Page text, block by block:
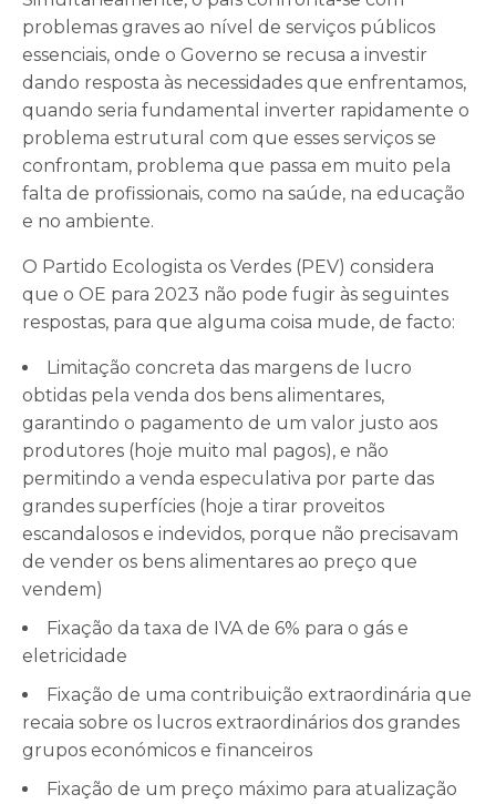
problemas graves ao nível de serviços públicos
essenciais, onde o Governo se recusa a investir
dando resposta às necessidades que enfrentamos,
quando seria fundamental inverter rapidamente o
problema estrutural com que esses serviços se
confrontam, problema que passa em muito pela
falta de profissionais, como na saúde, na educação
e no ambiente.
O Partido Ecologista os Verdes (PEV) considera
que o OE para 2023 não pode fugir às seguintes
respostas, para que alguma coisa mude, de facto:
Limitação concreta das margens de lucro
obtidas pela venda dos bens alimentares,
garantindo o pagamento de um valor justo aos
produtores (hoje muito mal pagos), e não
permitindo a venda especulativa por parte das
grandes superfícies (hoje a tirar proveitos
escandalosos e indevidos, porque não precisavam
de vender os bens alimentares ao preço que
vendem)
Fixação da taxa de IVA de 6% para o gás e
eletricidade
Fixação de uma contribuição extraordinária que
recaia sobre os lucros extraordinários dos grandes
grupos económicos e financeiros
Fixação de um preço máximo para atualização